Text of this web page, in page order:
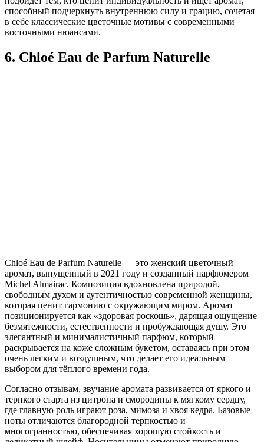
способный подчеркнуть внутреннюю силу и грацию, сочетая
в себе классические цветочные мотивы с современными
восточными нюансами.
6. Chloé Eau de Parfum Naturelle
Chloé Eau de Parfum Naturelle — это женский цветочный
аромат, выпущенный в 2021 году и созданный парфюмером
Michel Almairac. Композиция вдохновлена природой,
свободным духом и аутентичностью современной женщины,
которая ценит гармонию с окружающим миром. Аромат
позиционируется как «здоровая роскошь», дарящая ощущение
безмятежности, естественности и пробуждающая душу. Это
элегантный и минималистичный парфюм, который
раскрывается на коже сложным букетом, оставаясь при этом
очень легким и воздушным, что делает его идеальным
выбором для тёплого времени года.
Согласно отзывам, звучание аромата развивается от яркого и
терпкого старта из цитрона и смородины к мягкому сердцу,
где главную роль играют роза, мимоза и хвоя кедра. Базовые
ноты отличаются благородной терпкостью и
многогранностью, обеспечивая хорошую стойкость и